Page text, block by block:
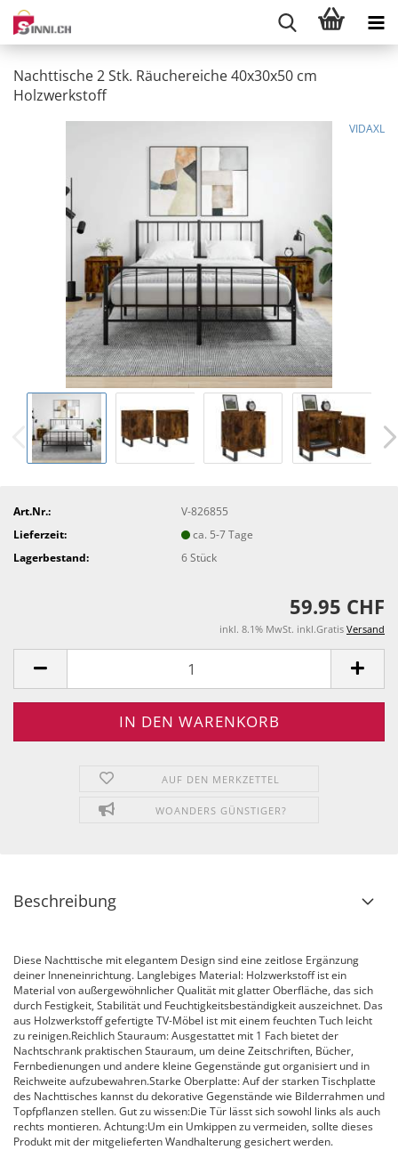
Nachttische 2 Stk. Räuchereiche 40x30x50 cm
Holzwerkstoff
VIDAXL
Art.Nr.:
V-826855
Lieferzeit:
ca. 5-7 Tage
Lagerbestand:
6Stück
59.95 CHF
inkl. 8.1% MwSt. inkl.Gratis Versand
AUF DEN MERKZETTEL
WOANDERS GÜNSTIGER?
Beschreibung
Diese Nachttische mit elegantem Design sind eine zeitlose Ergänzung
deiner Inneneinrichtung. Langlebiges Material: Holzwerkstoff ist ein
Material von außergewöhnlicher Qualität mit glatter Oberfläche, das sich
durch Festigkeit, Stabilität und Feuchtigkeitsbeständigkeit auszeichnet. Das
aus Holzwerkstoff gefertigte TV-Möbel ist mit einem feuchten Tuch leicht
zu reinigen.Reichlich Stauraum: Ausgestattet mit 1 Fach bietet der
Nachtschrank praktischen Stauraum, um deine Zeitschriften, Bücher,
Fernbedienungen und andere kleine Gegenstände gut organisiert und in
Reichweite aufzubewahren.Starke Oberplatte: Auf der starken Tischplatte
des Nachttisches kannst du dekorative Gegenstände wie Bilderrahmen und
Topfpflanzen stellen. Gut zu wissen:Die Tür lässt sich sowohl links als auch
rechts montieren. Achtung:Um ein Umkippen zu vermeiden, sollte dieses
Produkt mit der mitgelieferten Wandhalterung gesichert werden.